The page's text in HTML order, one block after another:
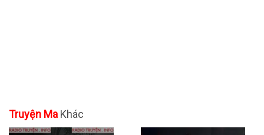
Truyện Ma Khác